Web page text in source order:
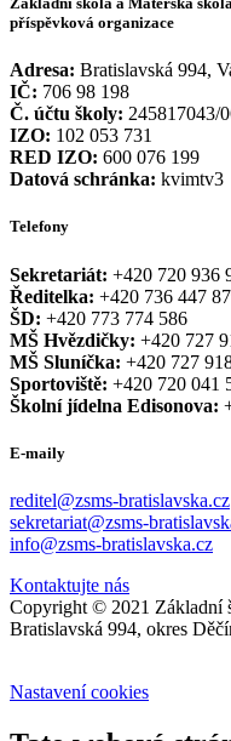
příspěvková organizace
Adresa: Bratislavská 994,
IČ: 706 98 198
Č. účtu školy: 245817043/
IZO: 102 053 731
RED IZO: 600 076 199
Datová schránka: kvimtv3
Telefony
Sekretariát: +420 720 936
Ředitelka: +420 736 447
ŠD: +420 773 774 586
MŠ Hvězdičky: +420 727
MŠ Sluníčka: +420 727
Sportoviště: +420 720 041
Školní jídelna Edisonova:
E-maily
reditel@zsms-bratislavska.cz
sekretariat@zsms-
info@zsms-bratislavska.cz
Kontaktujte nás
Copyright © 2021 Základní
Bratislavská 994, okres
Nastavení cookies